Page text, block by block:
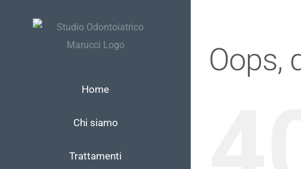
Home
Chi siamo
Trattamenti
Oops,